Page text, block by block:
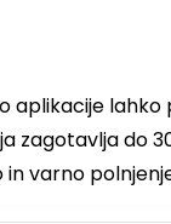
aplikacije
do
varno